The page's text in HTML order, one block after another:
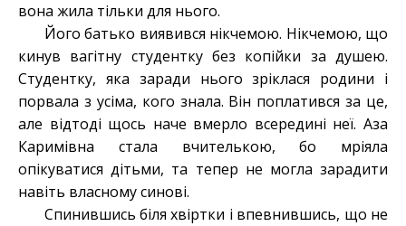
вона жила тільки для нього.
Його батько виявився нікчемою. Нікчемою, що
кинув вагітну студентку без копійки за душею.
Студентку, яка заради нього зріклася родини і
порвала з усіма, кого знала. Він поплатився за це,
але відтоді щось наче вмерло всередині неї. Аза
Каримівна стала вчителькою, бо мріяла
опікуватися дітьми, та тепер не могла зарадити
навіть власному синові.
Спинившись біля хвіртки і впевнившись, що не